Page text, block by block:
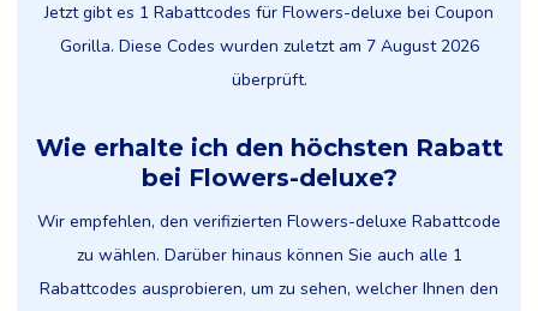
Jetzt gibt es 1 Rabattcodes für Flowers-deluxe bei Coupon
Gorilla. Diese Codes wurden zuletzt am 7 August 2026
überprüft.
Wie erhalte ich den höchsten Rabatt
bei Flowers-deluxe?
Wir empfehlen, den verifizierten Flowers-deluxe Rabattcode
zu wählen. Darüber hinaus können Sie auch alle 1
Rabattcodes ausprobieren, um zu sehen, welcher Ihnen den